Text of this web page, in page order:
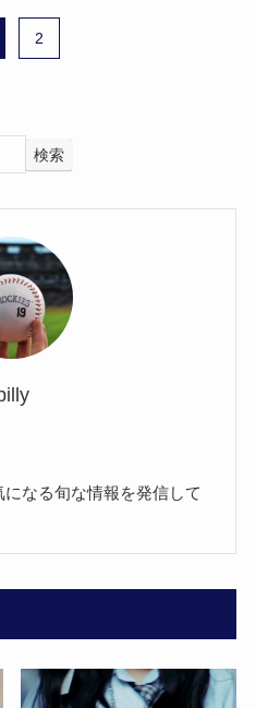
2
検索
なる旬な情報を発信して